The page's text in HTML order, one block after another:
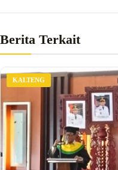
Berita Terkait
KALTENG